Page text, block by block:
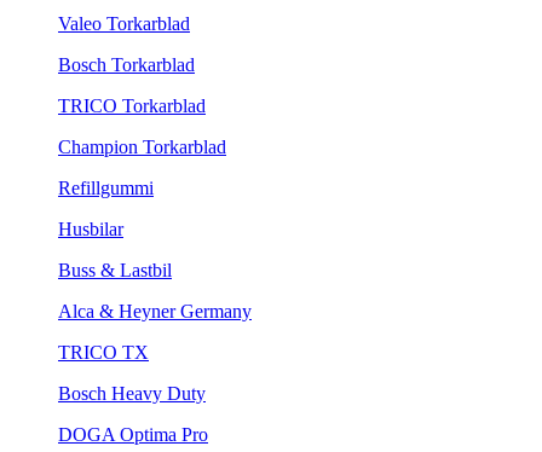
Valeo Torkarblad
Bosch Torkarblad
TRICO Torkarblad
Champion Torkarblad
Refillgummi
Husbilar
Buss & Lastbil
Alca & Heyner Germany
TRICO TX
Bosch Heavy Duty
DOGA Optima Pro